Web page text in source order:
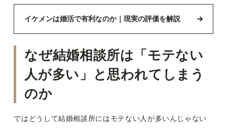
イケメンは婚活で有利なのか｜現実の評価を解説
なぜ結婚相談所は「モテない
人が多い」と思われてしまう
のか
ではどうして結婚相談所にはモテない人が多いんじゃない